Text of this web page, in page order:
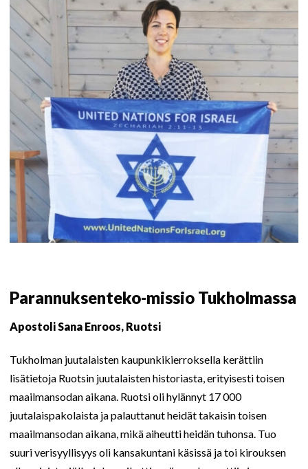
Parannuksenteko-missio Tukholmassa
Apostoli Sana Enroos, Ruotsi
Tukholman juutalaisten kaupunkikierroksella kerättiin
lisätietoja Ruotsin juutalaisten historiasta, erityisesti toisen
maailmansodan aikana. Ruotsi oli hylännyt 17 000
juutalaispakolaista ja palauttanut heidät takaisin toisen
maailmansodan aikana, mikä aiheutti heidän tuhonsa. Tuo
suuri verisyyllisyys oli kansakuntani käsissä ja toi kirouksen